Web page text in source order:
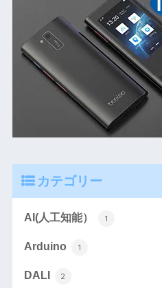
カテゴリー
AI(人工知能） 1
Arduino 1
DALI 2